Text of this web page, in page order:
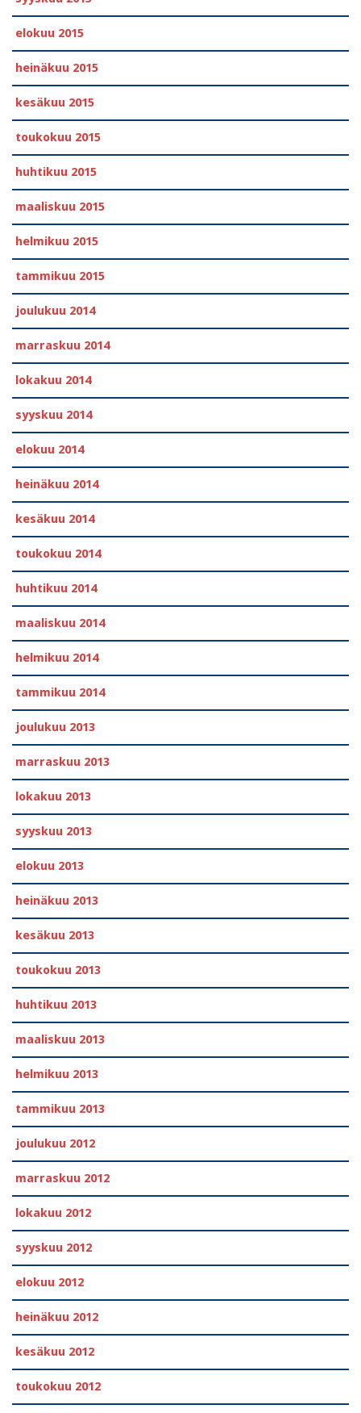
elokuu 2015
heinäkuu 2015
kesäkuu 2015
toukokuu 2015
huhtikuu 2015
maaliskuu 2015
helmikuu 2015
tammikuu 2015
joulukuu 2014
marraskuu 2014
lokakuu 2014
syyskuu 2014
elokuu 2014
heinäkuu 2014
kesäkuu 2014
toukokuu 2014
huhtikuu 2014
maaliskuu 2014
helmikuu 2014
tammikuu 2014
joulukuu 2013
marraskuu 2013
lokakuu 2013
syyskuu 2013
elokuu 2013
heinäkuu 2013
kesäkuu 2013
toukokuu 2013
huhtikuu 2013
maaliskuu 2013
helmikuu 2013
tammikuu 2013
joulukuu 2012
marraskuu 2012
lokakuu 2012
syyskuu 2012
elokuu 2012
heinäkuu 2012
kesäkuu 2012
toukokuu 2012